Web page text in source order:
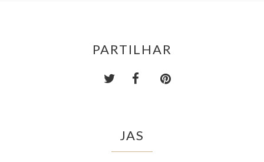
PARTILHAR
JAS